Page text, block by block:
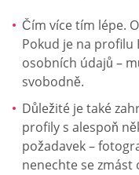
Čím více tím lépe.
Pokud je na
osobních údajů –
svobodně.
Důležité je také
profily s alespoň
požadavek –
nenechte se zmást